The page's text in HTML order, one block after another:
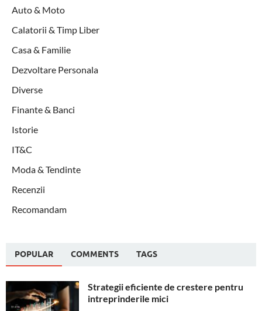
Auto & Moto
Calatorii & Timp Liber
Casa & Familie
Dezvoltare Personala
Diverse
Finante & Banci
Istorie
IT&C
Moda & Tendinte
Recenzii
Recomandam
POPULAR COMMENTS TAGS
Strategii eficiente de crestere pentru
intreprinderile mici